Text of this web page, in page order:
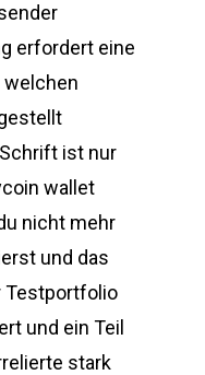
erfordert eine
ist nur
wallet
nicht mehr
und das
Testportfolio
und ein Teil
stark